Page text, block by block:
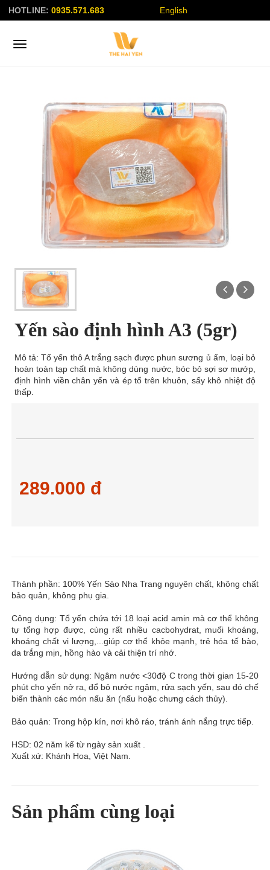
HOTLINE: 0935.571.683 English
Yến sào định hình A3 (5gr)
Mô tả: Tổ yến thô A trắng sạch được phun sương ủ ấm, loại bỏ
hoàn toàn tạp chất mà không dùng nước, bóc bỏ sợi sơ mướp,
định hình viền chân yến và ép tổ trên khuôn, sấy khô nhiệt độ
thấp.
289.000 đ
Thành phần: 100% Yến Sào Nha Trang nguyên chất, không chất
bảo quản, không phụ gia.
Công dụng: Tổ yến chứa tới 18 loại acid amin mà cơ thể không
tự tổng hợp được, cùng rất nhiều cacbohydrat, muối khoáng,
khoáng chất vi lượng,...giúp cơ thể khỏe mạnh, trẻ hóa tế bào,
da trắng mịn, hồng hào và cải thiện trí nhớ.
Hướng dẫn sử dụng: Ngâm nước <30độ C trong thời gian 15-20
phút cho yến nở ra, đổ bỏ nước ngâm, rửa sạch yến, sau đó chế
biến thành các món nấu ăn (nấu hoặc chưng cách thủy).
Bảo quản: Trong hộp kín, nơi khô ráo, tránh ánh nắng trực tiếp.
HSD: 02 năm kể từ ngày sản xuất .
Xuất xứ: Khánh Hoa, Việt Nam.
Sản phẩm cùng loại